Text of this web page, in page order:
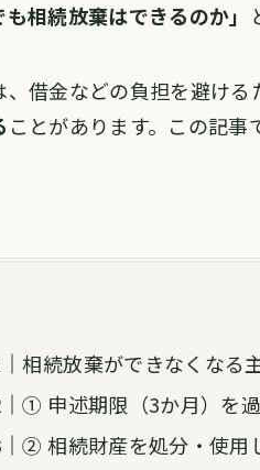
相続放棄はできるのか」
、借金などの負担を避ける
ことがあります。この記
相続放棄ができなくなる
① 申述期限（3か月）を
② 相続財産を処分・使用